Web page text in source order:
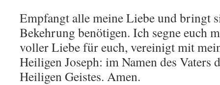
Empfangt alle meine Liebe und bringt
Bekehrung benötigen. Ich segne euch
voller Liebe für euch, vereinigt mit
Heiligen Joseph: im Namen des Vaters
Heiligen Geistes. Amen.